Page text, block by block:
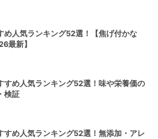
め人気ランキング52選！【焦げ付かな
最新】
すめ人気ランキング52選！味や栄養価の
検証
すめ人気ランキング52選！無添加・アレ